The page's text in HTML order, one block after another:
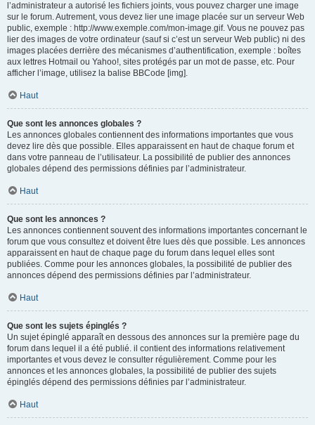
l’administrateur a autorisé les fichiers joints, vous pouvez charger une image
sur le forum. Autrement, vous devez lier une image placée sur un serveur Web
public, exemple : http://www.exemple.com/mon-image.gif. Vous ne pouvez pas
lier des images de votre ordinateur (sauf si c’est un serveur Web public) ni des
images placées derrière des mécanismes d’authentification, exemple : boîtes
aux lettres Hotmail ou Yahoo!, sites protégés par un mot de passe, etc. Pour
afficher l’image, utilisez la balise BBCode [img].
Haut
Que sont les annonces globales ?
Les annonces globales contiennent des informations importantes que vous
devez lire dès que possible. Elles apparaissent en haut de chaque forum et
dans votre panneau de l’utilisateur. La possibilité de publier des annonces
globales dépend des permissions définies par l’administrateur.
Haut
Que sont les annonces ?
Les annonces contiennent souvent des informations importantes concernant le
forum que vous consultez et doivent être lues dès que possible. Les annonces
apparaissent en haut de chaque page du forum dans lequel elles sont
publiées. Comme pour les annonces globales, la possibilité de publier des
annonces dépend des permissions définies par l’administrateur.
Haut
Que sont les sujets épinglés ?
Un sujet épinglé apparaît en dessous des annonces sur la première page du
forum dans lequel il a été publié. il contient des informations relativement
importantes et vous devez le consulter régulièrement. Comme pour les
annonces et les annonces globales, la possibilité de publier des sujets
épinglés dépend des permissions définies par l’administrateur.
Haut